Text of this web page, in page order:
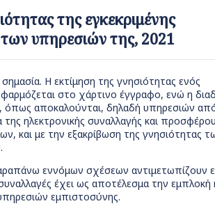
της εγκεκριμένης
υπηρεσιών της, 2021
Η εκτίμηση της γνησιότητας ενός
στο χάρτινο έγγραφο, ενώ η
όπως αποκαλούνται, δηλαδή υπηρεσιών
ηλεκτρονικής συναλλαγής και
και με την εξακρίβωση της γνησιότητας
εννόμων σχέσεων αντιμετωπίζουν
έχει ως αποτέλεσμα την εμπλοκή
εμπιστοσύνης.